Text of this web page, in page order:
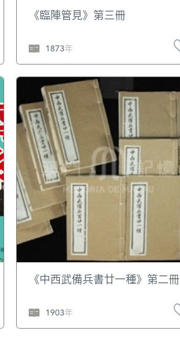
《臨陣管見》第三冊
1873年
《中西武備兵書廿一種》第二冊
1903年